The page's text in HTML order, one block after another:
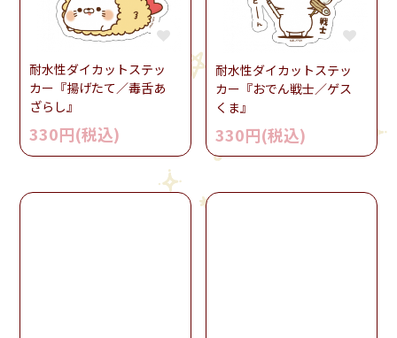
耐水性ダイカットステッ
カー『揚げたて／毒舌あ
ざらし』
330円(税込)
耐水性ダイカットステッ
カー『おでん戦士／ゲス
くま』
330円(税込)